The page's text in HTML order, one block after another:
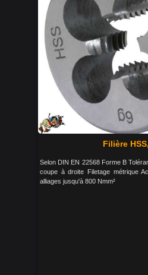
Filière
Selon DIN EN 22568 Forme B
coupe à droite Filetage métrique
alliages jusqu'à 800 Nmm²